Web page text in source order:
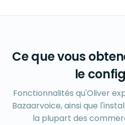
Ce que vous
le
Fonctionnalités qu'Oliver
Bazaarvoice, ainsi que
la plupart des